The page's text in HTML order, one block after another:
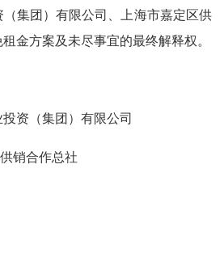
集团）有限公司、上海市嘉定区供
金方案及未尽事宜的最终解释权。
资（集团）有限公司
销合作总社